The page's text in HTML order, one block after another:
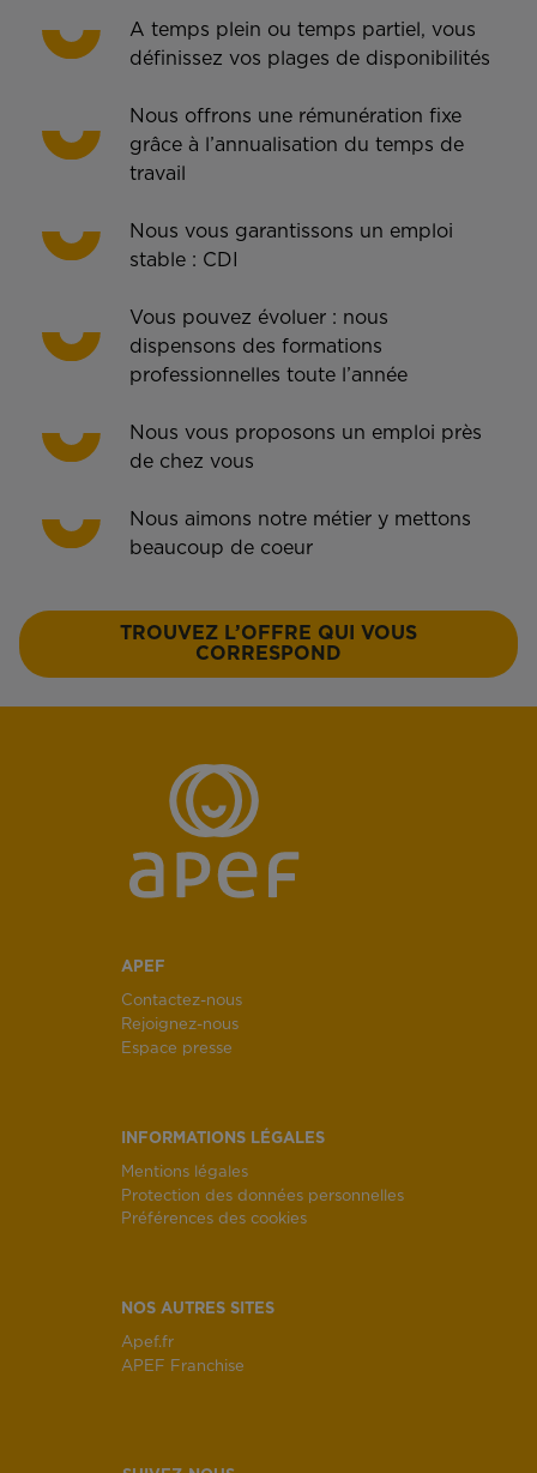
A temps plein ou temps partiel, vous
définissez vos plages de disponibilités
Nous offrons une rémunération fixe
grâce à l’annualisation du temps de
travail
Nous vous garantissons un emploi
stable : CDI
Vous pouvez évoluer : nous
dispensons des formations
professionnelles toute l’année
Nous vous proposons un emploi près
de chez vous
Nous aimons notre métier y mettons
beaucoup de coeur
TROUVEZ L’OFFRE QUI VOUS
CORRESPOND
APEF
Contactez-nous
Rejoignez-nous
Espace presse
INFORMATIONS LÉGALES
Mentions légales
Protection des données personnelles
Préférences des cookies
NOS AUTRES SITES
Apef.fr
APEF Franchise